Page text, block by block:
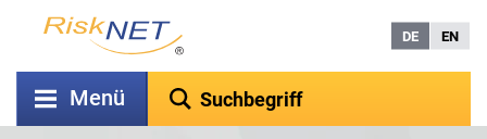
DE EN
Menü